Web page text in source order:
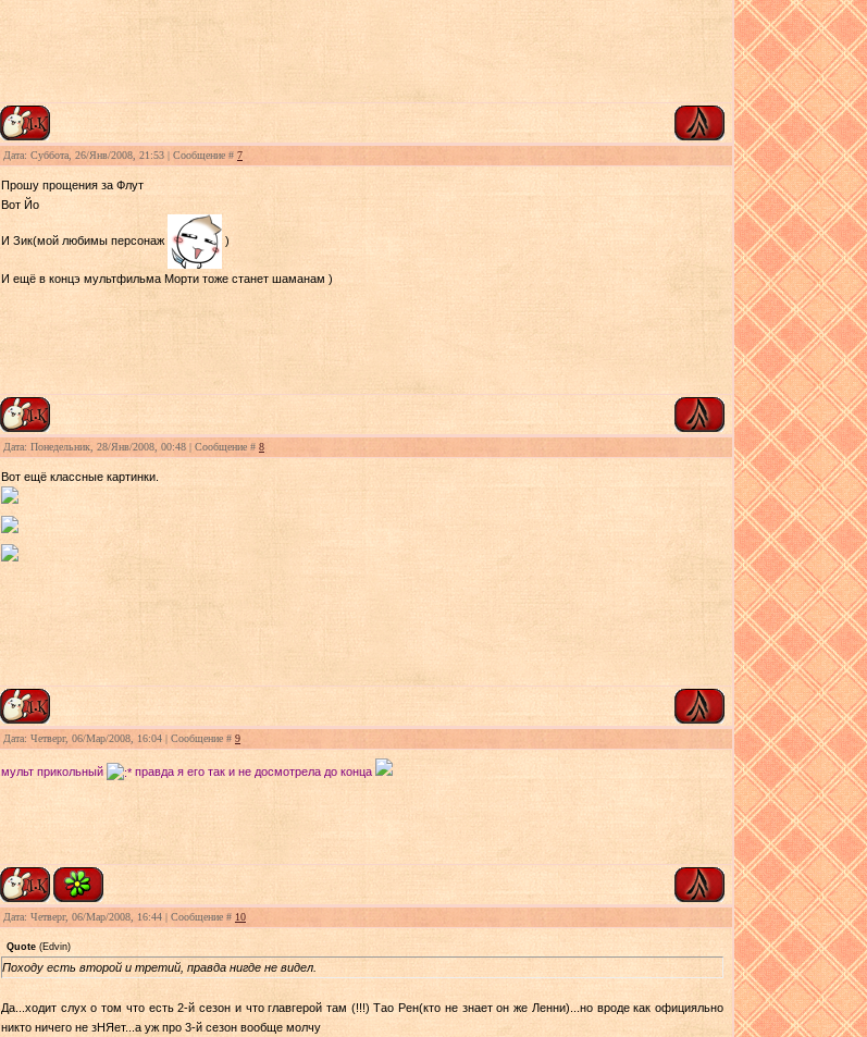
Дата: Суббота, 26/Янв/2008, 21:53 | Сообщение # 7
Прошу прощения за Флут
Вот Йо
И Зик(мой любимы персонаж )
И ещё в концэ мультфильма Морти тоже станет шаманам )
Дата: Понедельник, 28/Янв/2008, 00:48 | Сообщение # 8
Вот ещё классные картинки.
Дата: Четверг, 06/Мар/2008, 16:04 | Сообщение # 9
мульт прикольный правда я его так и не досмотрела до конца
Дата: Четверг, 06/Мар/2008, 16:44 | Сообщение # 10
Quote (Edvin)
Походу есть второй и третий, правда нигде не видел.
Да...ходит слух о том что есть 2-й сезон и что главгерой там (!!!) Тао Рен(кто не знает он же Ленни)...но вроде как официяльно
никто ничего не зНЯет...а уж про 3-й сезон вообще молчу